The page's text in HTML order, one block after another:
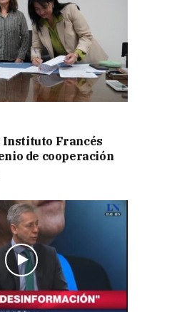
Francés
de cooperación